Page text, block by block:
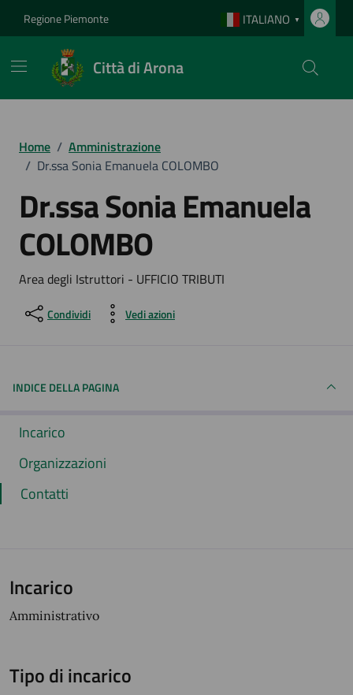
Regione Piemonte ITALIANO ▼
Città di Arona
Home / Amministrazione
/ Dr.ssa Sonia Emanuela COLOMBO
Dr.ssa Sonia Emanuela
COLOMBO
Area degli Istruttori - UFFICIO TRIBUTI
Condividi Vedi azioni
INDICE DELLA PAGINA
Incarico
Organizzazioni
Contatti
Incarico
Amministrativo
Tipo di incarico